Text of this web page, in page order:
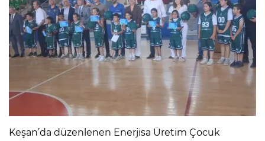
Keşan’da düzenlenen Enerjisa Üretim Çocuk